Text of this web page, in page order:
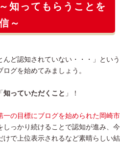
知ってもらうことを
～
んど認知されていない・・・」という
グを始めてみましょう。
知っていただくこと 」！
一の目標にブログを始められた岡崎市
しっかり続けることで認知が進み、今
で上位表示されるなど素晴らしい結